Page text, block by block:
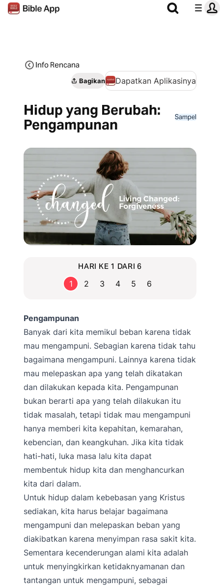
Info Rencana
Bagikan Dapatkan Aplikasinya
Hidup yang Berubah:
Pengampunan
Sampel
HARI KE 1 DARI 6
1 2 3 4 5 6
Pengampunan
Banyak dari kita memikul beban karena tidak
mau mengampuni. Sebagian karena tidak tahu
bagaimana mengampuni. Lainnya karena tidak
mau melepaskan apa yang telah dikatakan
dan dilakukan kepada kita. Pengampunan
bukan berarti apa yang telah dilakukan itu
tidak masalah, tetapi tidak mau mengampuni
hanya memberi kita kepahitan, kemarahan,
kebencian, dan keangkuhan. Jika kita tidak
hati-hati, luka masa lalu kita dapat
membentuk hidup kita dan menghancurkan
kita dari dalam.
Untuk hidup dalam kebebasan yang Kristus
sediakan, kita harus belajar bagaimana
mengampuni dan melepaskan beban yang
diakibatkan karena menyimpan rasa sakit kita.
Sementara kecenderungan alami kita adalah
untuk menyingkirkan ketidaknyamanan dan
tantangan untuk mengampuni, sebagai